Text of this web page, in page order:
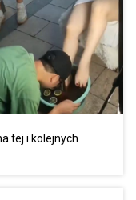
tej i kolejnych